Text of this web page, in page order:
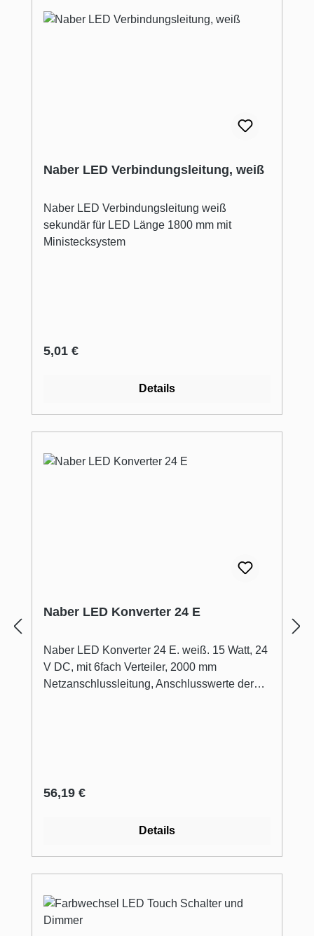
Naber LED Verbindungsleitung, weiß
Naber LED Verbindungsleitung weiß
sekundär für LED Länge 1800 mm mit
Ministecksystem
Regulärer Preis:
5,01 €
Details
Naber LED Konverter 24 E
Naber LED Konverter 24 E. weiß. 15 Watt, 24
V DC, mit 6fach Verteiler, 2000 mm
Netzanschlussleitung, Anschlusswerte der
Regulärer Preis:
56,19 €
Details